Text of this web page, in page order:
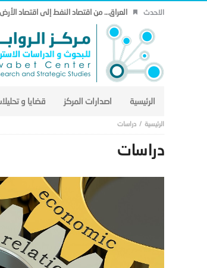
الاحدث العراق… من اقتصاد النفط إلى اقتصاد
الرئيسية اصدارات المركز قضايا و
دراسات
دراسات